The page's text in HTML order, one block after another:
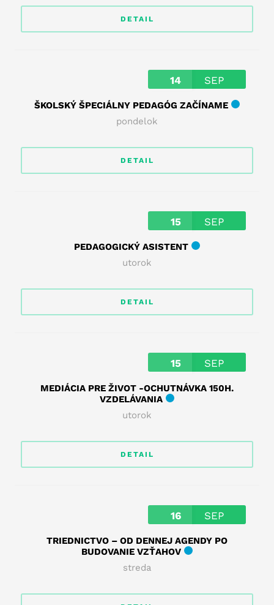
DETAIL
14 SEP
ŠKOLSKÝ ŠPECIÁLNY PEDAGÓG ZAČÍNAME
pondelok
DETAIL
15 SEP
PEDAGOGICKÝ ASISTENT
utorok
DETAIL
15 SEP
MEDIÁCIA PRE ŽIVOT -OCHUTNÁVKA 150H.
VZDELÁVANIA
utorok
DETAIL
16 SEP
TRIEDNICTVO – OD DENNEJ AGENDY PO
BUDOVANIE VZŤAHOV
streda